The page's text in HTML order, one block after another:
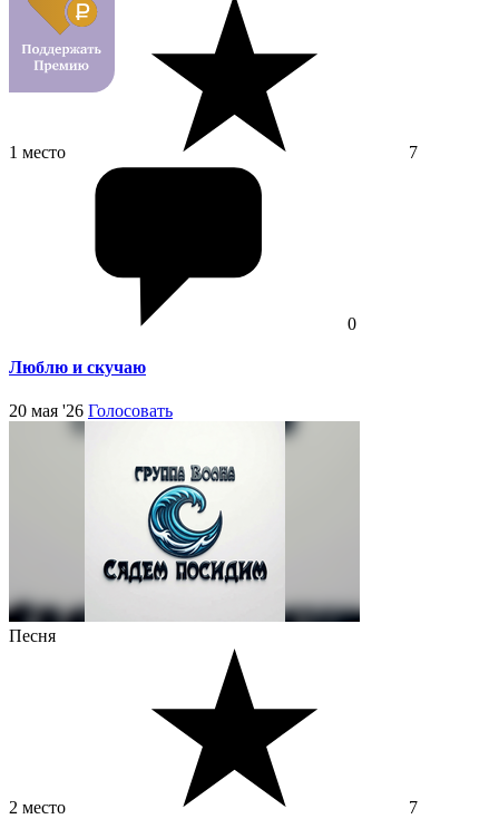
1 место 7
0
Люблю и скучаю
20 мая '26 Голосовать
Песня
2 место 7